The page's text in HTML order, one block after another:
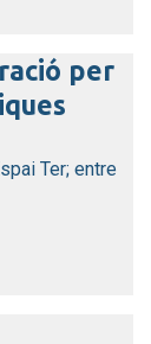
per
Ter; entre